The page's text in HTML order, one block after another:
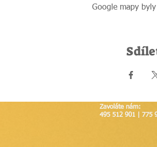
Google mapy
Zavoláte nám:
495 512 901 | 775